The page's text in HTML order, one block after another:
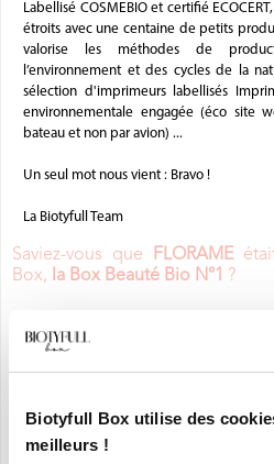
Biotyfull Box utilise des
meilleurs !
Labellisé COSMEBIO et certifié
étroits avec une centaine de petits
valorise les méthodes de
l’environnement et des cycles de la
sélection d'imprimeurs labellisés
environnementale engagée (éco site
bateau et non par avion) ...
Un seul mot nous vient : Bravo !
La Biotyfull Team
Saviez-vous que FLORAMEétait
Box,
la Box Beauté Bio N°1 ?
JE DÉCOUVRE
En ce moment :